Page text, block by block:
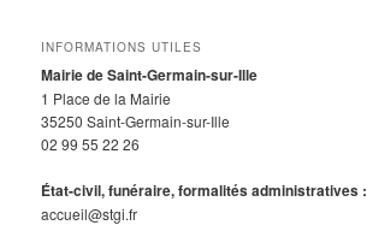
INFORMATIONS UTILES
Mairie de Saint-Germain-sur-Ille
1 Place de la Mairie
35250 Saint-Germain-sur-Ille
02 99 55 22 26
État-civil, funéraire, formalités administratives :
accueil@stgi.fr